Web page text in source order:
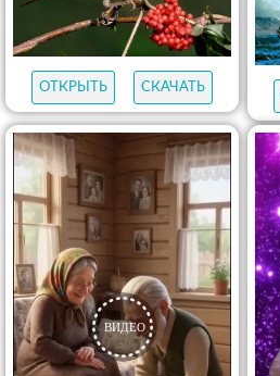
ОТКРЫТЬ СКАЧАТЬ